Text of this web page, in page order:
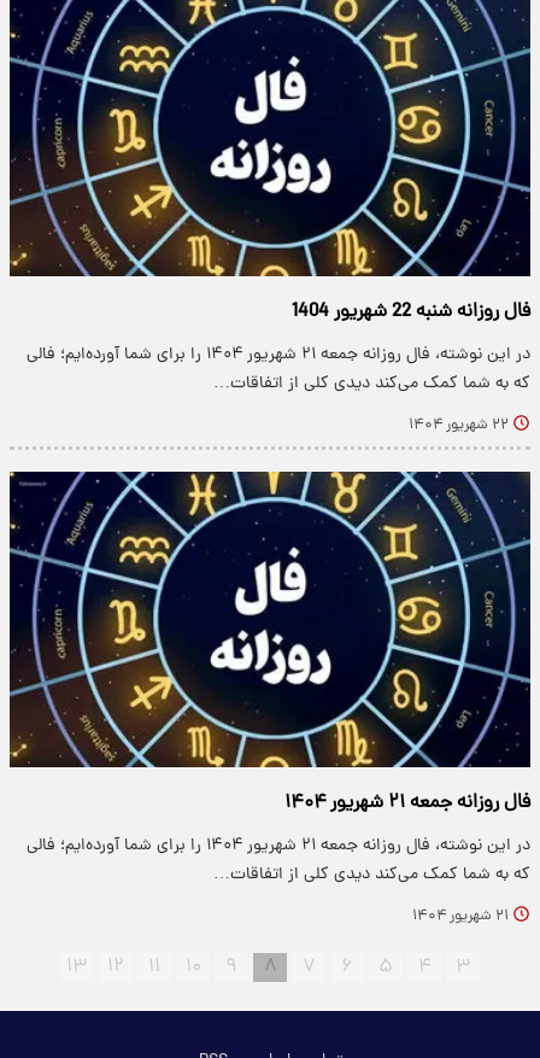
فال روزانه شنبه 22 شهریور 1404
در این نوشته، فال روزانه جمعه ۲۱ شهریور ۱۴۰۴ را برای شما آورده‌ایم؛ فالی
که به شما کمک می‌کند دیدی کلی از اتفاقات…
۲۲ شهریور ۱۴۰۴
فال روزانه جمعه ۲۱ شهریور ۱۴۰۴
در این نوشته، فال روزانه جمعه ۲۱ شهریور ۱۴۰۴ را برای شما آورده‌ایم؛ فالی
که به شما کمک می‌کند دیدی کلی از اتفاقات…
۲۱ شهریور ۱۴۰۴
۳ ۴ ۵ ۶ ۷ ۸ ۹ ۱۰ ۱۱ ۱۲ ۱۳